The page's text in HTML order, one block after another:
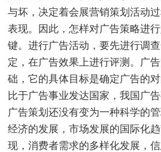
与坏，决定着会展营销策划活动
表现。因此，怎样对广告策略进
键。进行广告活动，要先进行调
定，在广告效果上进行评测。广
础，它的具体目标是确定广告的
比于广告事业发达国家，我国广
广告策划还没有变为一种科学的
经济的发展，市场发展的国际化
现，消费者需求的多样化发展，